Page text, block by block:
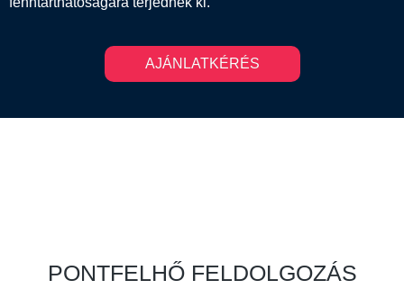
AJÁNLATKÉRÉS
PONTFELHŐ FELDOLGOZÁS